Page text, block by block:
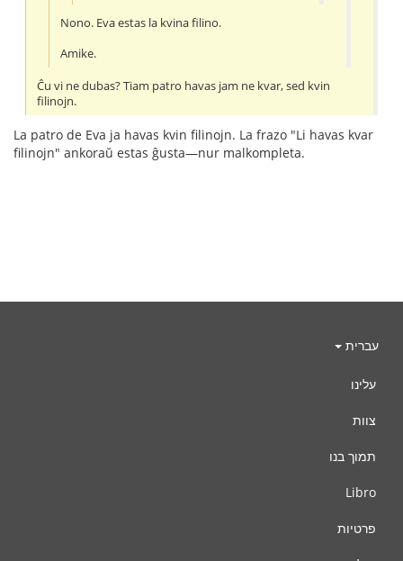
Nono. Eva estas la kvina filino.
Amike.
Ĉu vi ne dubas? Tiam patro havas jam ne kvar, sed kvin
filinojn.
La patro de Eva ja havas kvin filinojn. La frazo "Li havas kvar
filinojn" ankoraŭ estas ĝusta—nur malkompleta.
עברית
עלינו
צוות
תמוך בנו
Libro
פרטיות